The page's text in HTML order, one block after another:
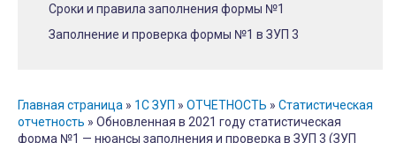
Главная страница » 1С ЗУП » ОТЧЕТНОСТЬ » Статистическая
отчетность » Обновленная в 2021 году статистическая
форма №1 — нюансы заполнения и проверка в ЗУП 3 (ЗУП
Сроки и правила заполнения формы №1
Заполнение и проверка формы №1 в ЗУП 3